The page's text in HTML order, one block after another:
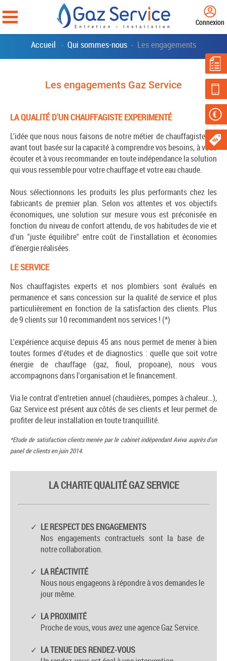
Connexion
Accueil - Qui sommes-nous - Les engagements
Les engagements Gaz Service
LA QUALITÉ D'UN CHAUFFAGISTE EXPERIMENTÉ
L'idée que nous nous faisons de notre métier de chauffagiste est
avant tout basée sur la capacité à comprendre vos besoins, à vous
écouter et à vous recommander en toute indépendance la solution
qui vous ressemble pour votre chauffage et votre eau chaude.
Nous sélectionnons les produits les plus performants chez les
fabricants de premier plan. Selon vos attentes et vos objectifs
économiques, une solution sur mesure vous est préconisée en
fonction du niveau de confort attendu, de vos habitudes de vie et
d'un "juste équilibre" entre coût de l’installation et économies
d’énergie réalisées.
LE SERVICE
Nos chauffagistes experts et nos plombiers sont évalués en
permanence et sans concession sur la qualité de service et plus
particulièrement en fonction de la satisfaction des clients. Plus
de 9 clients sur 10 recommandent nos services ! (*)
L'expérience acquise depuis 45 ans nous permet de mener à bien
toutes formes d'études et de diagnostics : quelle que soit votre
énergie de chauffage (gaz, fioul, propoane), nous vous
accompagnons dans l'organisation et le financement.
Via le contrat d’entretien annuel (chaudières, pompes à chaleur…),
Gaz Service est présent aux côtés de ses clients et leur permet de
profiter de leur installation en toute tranquillité.
*Etude de satisfaction clients menée par le cabinet indépendant Aviva auprès d'un
panel de clients en juin 2014.
LA CHARTE QUALITÉ GAZ SERVICE
LE RESPECT DES ENGAGEMENTS
Nos engagements contractuels sont la base de
notre collaboration.
LA RÉACTIVITÉ
Nous nous engageons à répondre à vos demandes le
jour même.
LA PROXIMITÉ
Proche de vous, vous avez une agence Gaz Service.
LA TENUE DES RENDEZ-VOUS